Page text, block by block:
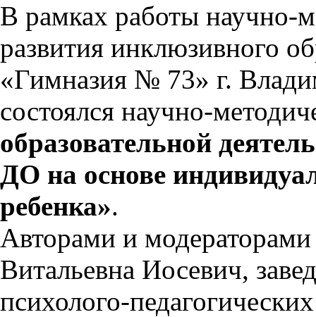
В рамках работы научно-
развития инклюзивного
«Гимназия № 73» г.
состоялся научно-
образовательной
ДО на основе
ребенка».
Авторами и
Витальевна Иосевич,
психолого-